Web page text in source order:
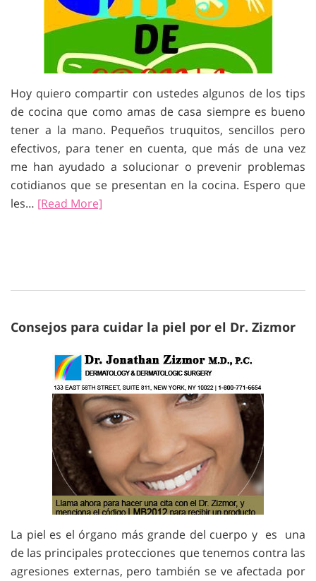
Hoy quiero compartir con ustedes algunos de los tips
de cocina que como amas de casa siempre es bueno
tener a la mano. Pequeños truquitos, sencillos pero
efectivos, para tener en cuenta, que más de una vez
me han ayudado a solucionar o prevenir problemas
cotidianos que se presentan en la cocina. Espero que
les… [Read More]
Consejos para cuidar la piel por el Dr. Zizmor
La piel es el órgano más grande del cuerpo y es una
de las principales protecciones que tenemos contra las
agresiones externas, pero también se ve afectada por